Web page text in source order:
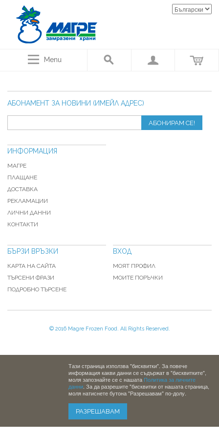
Menu
АБОНАМЕНТ ЗА НОВИНИ (ИМЕЙЛ АДРЕС)
АБОНИРАМ СЕ!
ИНФОРМАЦИЯ
МАГРЕ
ПЛАЩАНЕ
ДОСТАВКА
РЕКЛАМАЦИИ
ЛИЧНИ ДАННИ
КОНТАКТИ
БЪРЗИ ВРЪЗКИ
КАРТА НА САЙТА
ТЪРСЕНИ ФРАЗИ
ПОДРОБНО ТЪРСЕНЕ
ВХОД
МОЯТ ПРОФИЛ
МОИТЕ ПОРЪЧКИ
© 2016 Magre Frozen Food. All Rights Reserved.
Тази страница използва "бисквитки". За повече
информация какви данни се съдържат в "бисквитките",
моля запознайте се с нашата Политика за личните
данни . За да разрешите "бисквитки от нашата страница,
моля натиснете бутона "Разрешавам" по-долу.
РАЗРЕШАВАМ